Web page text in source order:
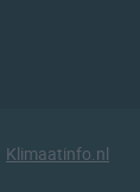
Klimaatinfo.nl